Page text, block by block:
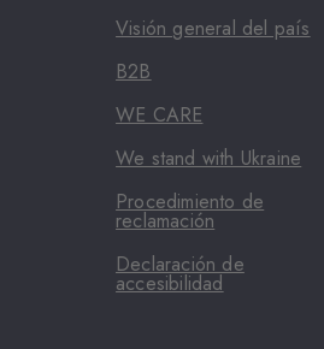
Visión general del país
B2B
WE CARE
We stand with Ukraine
Procedimiento de
reclamación
Declaración de
accesibilidad